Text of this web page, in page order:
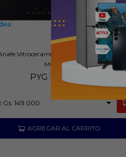
Vitroceramico Midea Control Touch
MCHF605
PYG 1.639.000